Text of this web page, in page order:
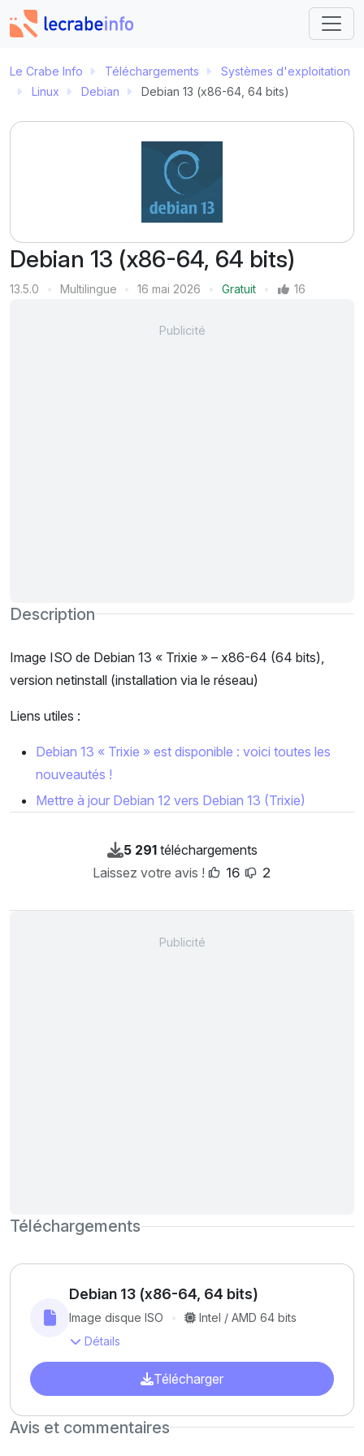
Le Crabe Info Téléchargements
Systèmes d'exploitation
Linux
Debian Debian 13 (x86-64, 64 bits)
Debian 13 (x86-64, 64 bits)
Version
13.5.0
Multilingue
16 mai 2026
Gratuit
16
Description
Image ISO de Debian 13 « Trixie » – x86-64 (64 bits),
version netinstall (installation via le réseau)
Liens utiles :
Debian 13 « Trixie » est disponible : voici toutes les
nouveautés !
Mettre à jour Debian 12 vers Debian 13 (Trixie)
5 291téléchargements
Laissez votre avis !
16 2
Téléchargements
Debian 13 (x86-64, 64 bits)
Image disque ISO
Intel / AMD 64 bits
Détails
Télécharger
Avis et commentaires